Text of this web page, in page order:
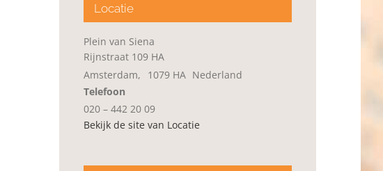
Locatie
Plein van Siena
Rijnstraat 109 HA
Amsterdam, 1079 HA Nederland
Telefoon
020 – 442 20 09
Bekijk de site van Locatie